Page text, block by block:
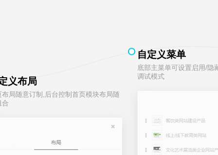
义布局
布局随意订制,后台控制首页模块布局随
合
自定义菜单
底部主菜单可设置启用/隐
调试模式